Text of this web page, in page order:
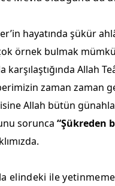
hayatında şükür
örnek bulmak
Allah
zaman zaman
Allah bütün
sorunca “Şükreden
elindeki ile